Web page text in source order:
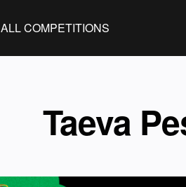
ALL COMPETITIONS
Taeva